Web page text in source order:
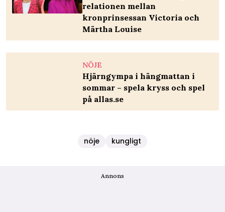
relationen mellan
kronprinsessan Victoria och
Märtha Louise
NÖJE
Hjärngympa i hängmattan i
sommar – spela kryss och spel
på allas.se
nöje kungligt
Annons